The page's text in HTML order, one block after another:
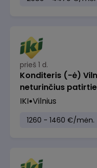
prieš 1 d.
Konditeris (-ė)
neturinčius
IKI Vilnius
1260 - 1460 €/mėn.